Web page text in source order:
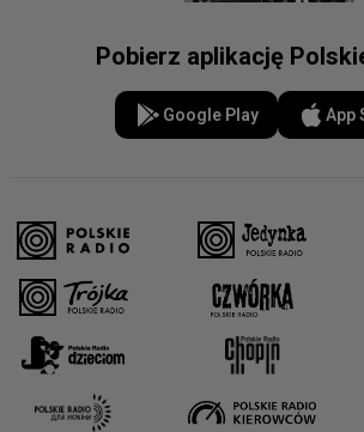
Pobierz aplikację
Google Play App